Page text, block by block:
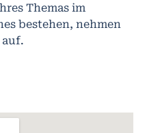
Themas im
bestehen, nehmen
auf.